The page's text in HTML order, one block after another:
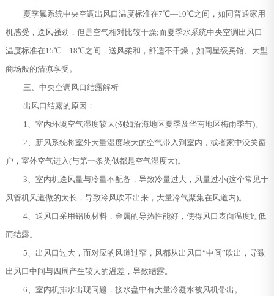
夏季氟系统中央空调出风口温度标准在7℃—10℃之间，如同普通家用
机感受，送风强劲，但是空气相对比较干燥;而夏季水系统中央空调出风口
温度标准在15℃—18℃之间，送风柔和，舒适不干燥，如同星级宾馆、大型
商场般的清凉享受。
三、中央空调风口结露解析
出风口结露的原因：
1、室内环境空气湿度较大(例如沿海地区夏季及华南地区梅雨季节)。
2、新风系统将室外大量湿度较大的空气带入到室内，或者家中没关窗
户，室外空气进入(与第一条类似都是空气湿度大)。
3、室内机送风量与冷量不配备，导致冷量过大，风量过小(这个常见于
风管机风道做的太长，导致冷风吹不出来，大量冷气聚集在风道内)。
4、送风口采用铝质材料，金属的导热性能好，使得风口表面温度过低
而结露。
5、出风口过大，而对应的风道过窄，风都从出风口“中间”吹出，导致
出风口中间与四周产生较大的温差，导致结露。
6、室内机排水出现问题，接水盘中有大量冷凝水被风机带出。